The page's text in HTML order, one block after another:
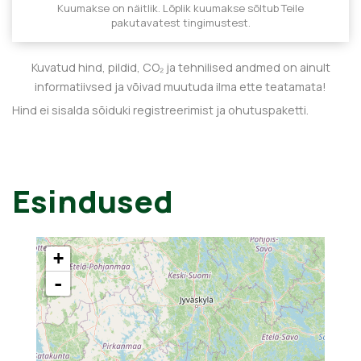
Kuumakse on näitlik. Lõplik kuumakse sõltub Teile
pakutavatest tingimustest.
Kuvatud hind, pildid, CO₂ ja tehnilised andmed on ainult
informatiivsed ja võivad muutuda ilma ette teatamata!
Hind ei sisalda sõiduki registreerimist ja ohutuspaketti.
Esindused
+
-